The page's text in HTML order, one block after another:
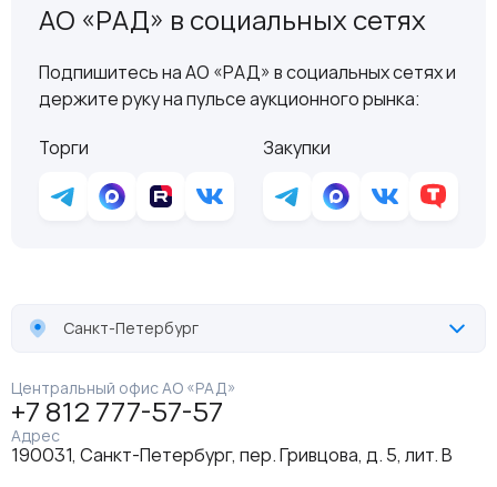
АО «РАД» в социальных сетях
Подпишитесь на АО «РАД» в социальных сетях и
держите руку на пульсе аукционного рынка:
Торги
Закупки
Санкт-Петербург
Центральный офис АО «РАД»
+7 812 777-57-57
Адрес
190031, Санкт-Петербург, пер. Гривцова, д. 5, лит. В